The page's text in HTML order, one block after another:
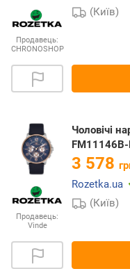
Продавець:
CHRONOSHOP
(Київ)
Продавець:
Vinde
Чоловічі
FM11146B-
3 578
Rozetka.ua
(Київ)